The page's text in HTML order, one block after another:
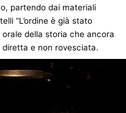
partendo dai materiali
“L’ordine è già stato
della storia che ancora
e non rovesciata.